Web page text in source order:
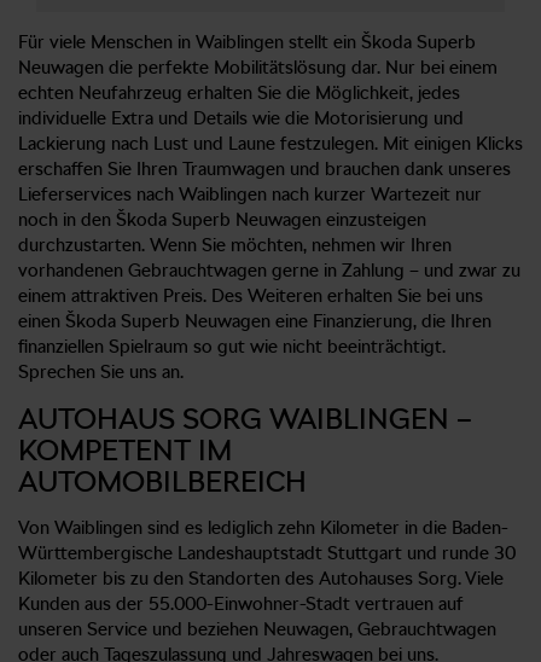
Für viele Menschen in Waiblingen stellt ein Škoda Superb
Neuwagen die perfekte Mobilitätslösung dar. Nur bei einem
echten Neufahrzeug erhalten Sie die Möglichkeit, jedes
individuelle Extra und Details wie die Motorisierung und
Lackierung nach Lust und Laune festzulegen. Mit einigen Klicks
erschaffen Sie Ihren Traumwagen und brauchen dank unseres
Lieferservices nach Waiblingen nach kurzer Wartezeit nur
noch in den Škoda Superb Neuwagen einzusteigen
durchzustarten. Wenn Sie möchten, nehmen wir Ihren
vorhandenen Gebrauchtwagen gerne in Zahlung – und zwar zu
einem attraktiven Preis. Des Weiteren erhalten Sie bei uns
einen Škoda Superb Neuwagen eine Finanzierung, die Ihren
finanziellen Spielraum so gut wie nicht beeinträchtigt.
Sprechen Sie uns an.
AUTOHAUS SORG WAIBLINGEN –
KOMPETENT IM
AUTOMOBILBEREICH
Von Waiblingen sind es lediglich zehn Kilometer in die Baden-
Württembergische Landeshauptstadt Stuttgart und runde 30
Kilometer bis zu den Standorten des Autohauses Sorg. Viele
Kunden aus der 55.000-Einwohner-Stadt vertrauen auf
unseren Service und beziehen Neuwagen, Gebrauchtwagen
oder auch Tageszulassung und Jahreswagen bei uns.